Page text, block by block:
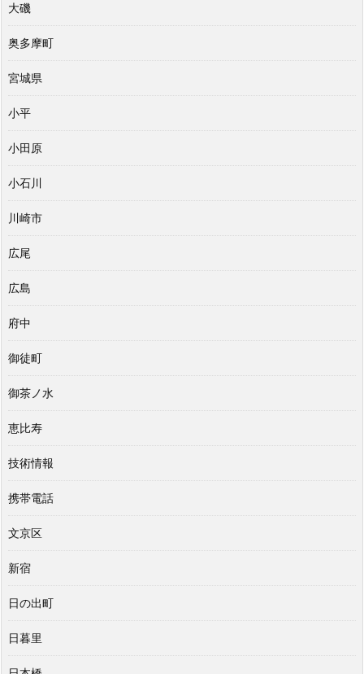
大磯
奥多摩町
宮城県
小平
小田原
小石川
川崎市
広尾
広島
府中
御徒町
御茶ノ水
恵比寿
技術情報
携帯電話
文京区
新宿
日の出町
日暮里